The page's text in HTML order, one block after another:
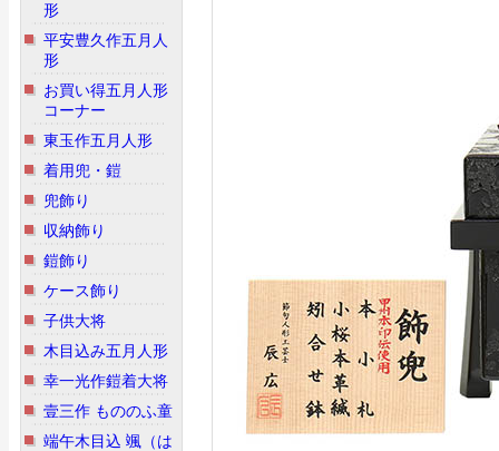
形
平安豊久作五月人
形
お買い得五月人形
コーナー
東玉作五月人形
着用兜・鎧
兜飾り
収納飾り
鎧飾り
ケース飾り
子供大将
木目込み五月人形
幸一光作鎧着大将
壹三作 もののふ童
端午木目込 颯（は